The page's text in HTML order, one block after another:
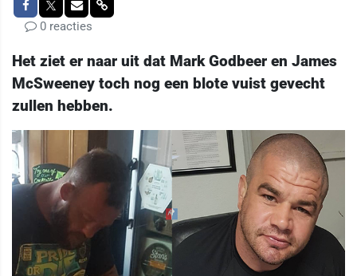
0 reacties
Het ziet er naar uit dat Mark Godbeer en James
McSweeney toch nog een blote vuist gevecht
zullen hebben.